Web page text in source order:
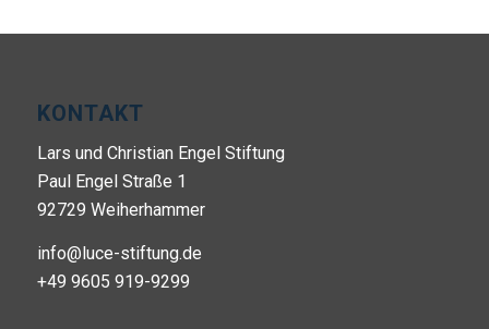
KONTAKT
Lars und Christian Engel Stiftung
Paul Engel Straße 1
92729 Weiherhammer
info@luce-stiftung.de
+49 9605 919-9299